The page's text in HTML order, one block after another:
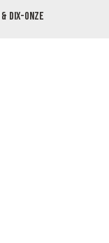
& Dix-Onze